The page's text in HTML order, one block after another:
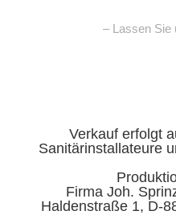
– Lassen Sie
Verkauf erfolgt
Sanitärinstallateure
Firma Joh.
Haldenstraße 1, D-